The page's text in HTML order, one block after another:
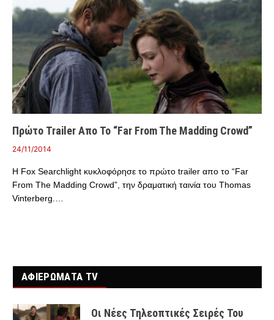
Πρώτο Trailer Απο Το “Far From The Madding Crowd”
24/11/2014
Η Fox Searchlight κυκλοφόρησε το πρώτο trailer απο το “Far
From The Madding Crowd”, την δραματική ταινία του Thomas
Vinterberg.…
ΑΦΙΕΡΩΜΑΤΑ TV
Οι Νέες Τηλεοπτικές Σειρές Του